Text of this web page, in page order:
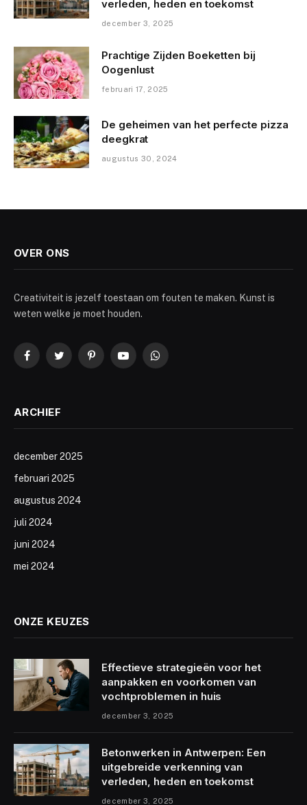
verleden, heden en toekomst
december 3, 2025
Prachtige Zijden Boeketten bij
Oogenlust
februari 17, 2025
De geheimen van het perfecte pizza
deegkrat
augustus 30, 2024
OVER ONS
Creativiteit is jezelf toestaan om fouten te maken. Kunst is
weten welke je moet houden.
FacebookTwitterPinterestYouTubeWhatsApp
ARCHIEF
december 2025
februari 2025
augustus 2024
juli 2024
juni 2024
mei 2024
ONZE KEUZES
Effectieve strategieën voor het
aanpakken en voorkomen van
vochtproblemen in huis
december 3, 2025
Betonwerken in Antwerpen: Een
uitgebreide verkenning van
verleden, heden en toekomst
december 3, 2025